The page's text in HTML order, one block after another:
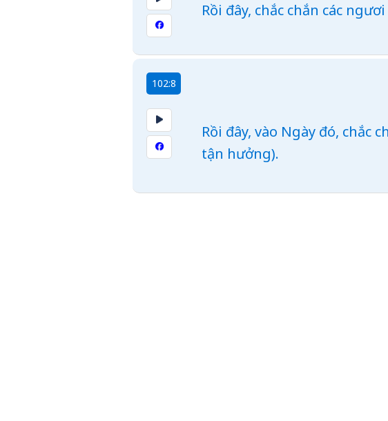
Rồi đây, chắc chắn các
102:8
Rồi đây, vào Ngày đó, chắc
tận hưởng).